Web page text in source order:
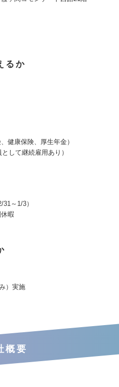
るか
健康保険、厚生年金）
して継続雇用あり）
31～1/3）
暇
）実施
概要